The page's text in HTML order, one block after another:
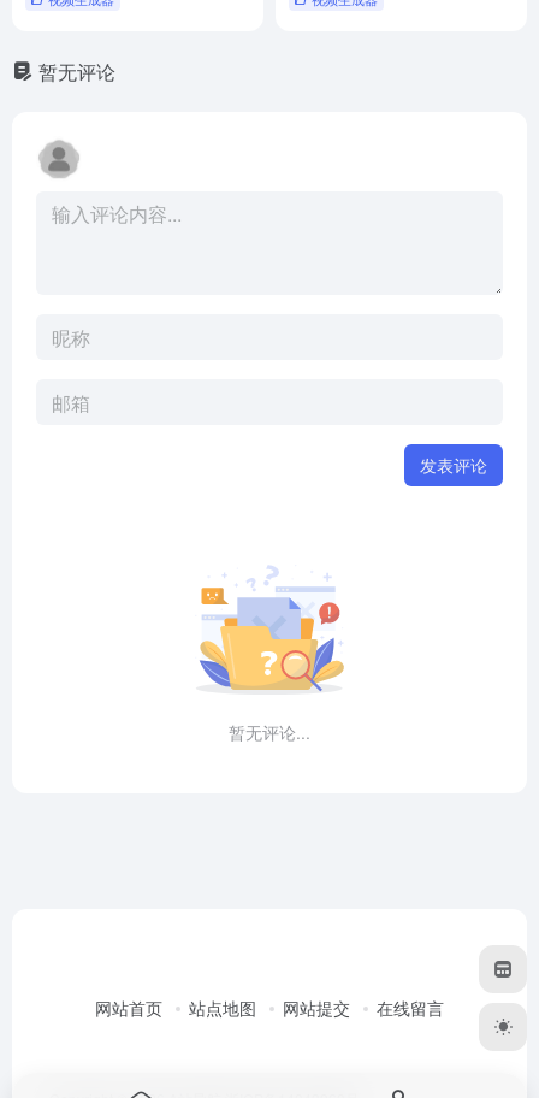
暂无评论
发表评论
暂无评论...
网站首页 站点地图 网站提交 在线留言